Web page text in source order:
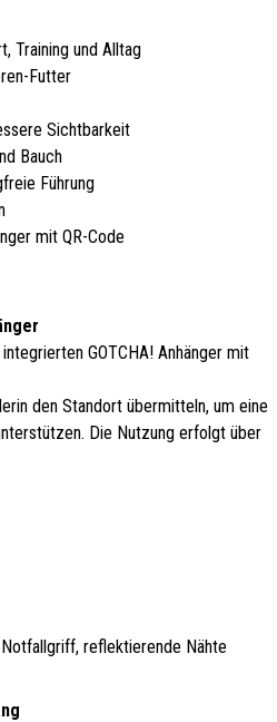
Training und Alltag
Futter
Sichtbarkeit
Bauch
Führung
mit QR-Code
GOTCHA! Anhänger mit
den Standort übermitteln, um eine
Die Nutzung erfolgt über
reflektierende Nähte